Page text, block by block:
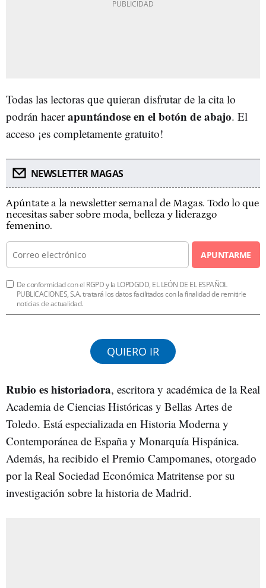
Todas las lectoras que quieran disfrutar de la cita lo
podrán hacerapuntándose en el botón de abajo. El
acceso ¡es completamente gratuito!
NEWSLETTER MAGAS
Apúntate a la newsletter semanal de Magas. Todo lo que
necesitas saber sobre moda, belleza y liderazgo
femenino.
APUNTARME
De conformidad con el RGPD y la LOPDGDD, EL LEÓN DE EL ESPAÑOL
PUBLICACIONES, S.A. tratará los datos facilitados con la finalidad de remitirle
noticias de actualidad.
QUIERO IR
Rubio es historiadora, escritora y académica de la Real
Academia de Ciencias Históricas y Bellas Artes de
Toledo. Está especializada en Historia Moderna y
Contemporánea de España y Monarquía Hispánica.
Además, ha recibido el Premio Campomanes, otorgado
por la Real Sociedad Económica Matritense por su
investigación sobre la historia de Madrid.